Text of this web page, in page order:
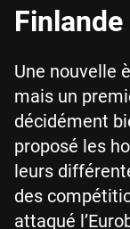
Une nouvelle
mais un
décidément
proposé les
leurs
des
attaqué